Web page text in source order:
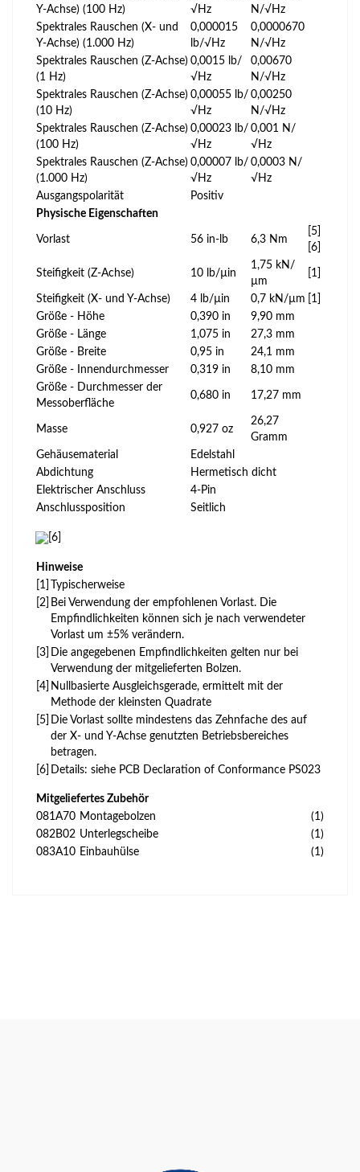
Y-Achse) (100 Hz)
√Hz
N/√Hz
Spektrales Rauschen (X- und
Y-Achse) (1.000 Hz)
0,000015
lb/√Hz
0,0000670
N/√Hz
Spektrales Rauschen (Z-Achse)
(1 Hz)
0,0015 lb/
√Hz
0,00670
N/√Hz
Spektrales Rauschen (Z-Achse)
(10 Hz)
0,00055 lb/
√Hz
0,00250
N/√Hz
Spektrales Rauschen (Z-Achse)
(100 Hz)
0,00023 lb/
√Hz
0,001 N/
√Hz
Spektrales Rauschen (Z-Achse)
(1.000 Hz)
0,00007 lb/
√Hz
0,0003 N/
√Hz
Ausgangspolarität
Positiv
Physische Eigenschaften
Vorlast 56 in-lb 6,3 Nm
[5]
[6]
Steifigkeit (Z-Achse) 10 lb/µin
1,75 kN/
µm
[1]
Steifigkeit (X- und Y-Achse) 4 lb/µin 0,7 kN/µm
[1]
Größe - Höhe
0,390 in
9,90 mm
Größe - Länge
1,075 in
27,3 mm
Größe - Breite
0,95 in
24,1 mm
Größe - Innendurchmesser
0,319 in
8,10 mm
Größe - Durchmesser der
Messoberfläche
0,680 in 17,27 mm
Masse 0,927 oz
26,27
Gramm
Gehäusematerial
Edelstahl
Abdichtung
Hermetisch dicht
Elektrischer Anschluss
4-Pin
Anschlussposition
Seitlich
[6]
Hinweise
[1]
Typischerweise
[2]
Bei Verwendung der empfohlenen Vorlast. Die
Empfindlichkeiten können sich je nach verwendeter
Vorlast um ±5% verändern.
[3]
Die angegebenen Empfindlichkeiten gelten nur bei
Verwendung der mitgelieferten Bolzen.
[4] Nullbasierte Ausgleichsgerade, ermittelt mit der
Methode der kleinsten Quadrate
[5]
Die Vorlast sollte mindestens das Zehnfache des auf
der X- und Y-Achse genutzten Betriebsbereiches
betragen.
[6]
Details: siehe PCB Declaration of Conformance PS023
Mitgeliefertes Zubehör
081A70 Montagebolzen
(1)
082B02 Unterlegscheibe
(1)
083A10 Einbauhülse (1)